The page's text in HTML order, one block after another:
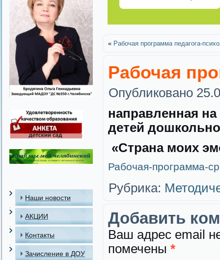
Наши новости
АКЦИИ
Контакты
Зачисление в ДОУ
« Рабочая программа педагога-
Рабочая
Опубликовано
направленная
детей
«Страна моих
Рабочая-программа-
Рубрика:
Добавить
Ваш адрес email
помечены *